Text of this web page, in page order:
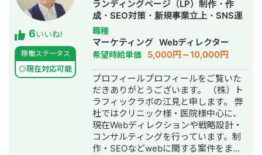
してStockSunに参画。
6いいね!
稼働ステータス
◎現在対応可能
ランディングページ（LP）制作・作
成・SEO対策・新規事業立上・SNS運
用代行・記事作成代行・ライティン
グ・翻訳・ホームページ制作・作成・
バナー制作・デザイン・ロゴデザイ
ン・作成・イラスト制作・リスティン
グ広告運用代行
職種
マーケティング Webディレクター
希望時給単価 5,000円～10,000円
プロフィールプロフィールをご覧いた
だきありがとうございます。 （株）ト
ラフィックラボの江見と申します。 弊
社ではクリニック様・医院様中心に、
現在Webディレクションや戦略設計・
コンサルティングを行っています。制
作・SEOなどwebに関する案件をまる